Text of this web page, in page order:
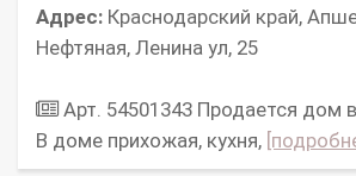
Адрес: Краснодарский край,
Нефтяная, Ленина ул, 25
Арт. 54501343 Продается дом
В доме прихожая, кухня,